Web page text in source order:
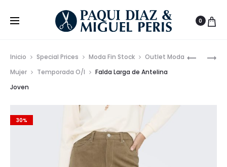
0
Inicio Special Prices Moda Fin Stock
Outlet Moda
Mujer
Temporada O/I
Falda Larga de Antelina
Joven
30%